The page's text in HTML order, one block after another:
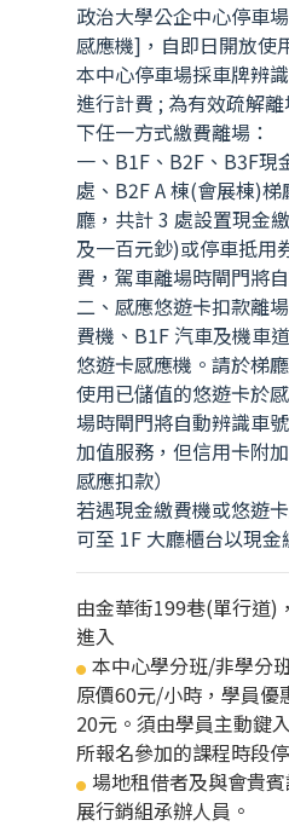
政治大學公企中心停車
感應機]，自即日開放使
本中心停車場採車牌辨
進行計費 ; 為有效疏解
下任一方式繳費離場：
一、B1F、B2F、B3F現
處、B2F A 棟(會展棟)
廳，共計 3 處設置現金
及一百元鈔)或停車抵用
費，駕車離場時閘門將
二、感應悠遊卡扣款離
費機、B1F 汽車及機車
悠遊卡感應機。請於梯
使用已儲值的悠遊卡於
場時閘門將自動辨識車
加值服務，但信用卡附
感應扣款）
若遇現金繳費機或悠遊
可至 1F 大廳櫃台以現金
由金華街199巷(單行道)
進入
● 本中心學分班/非學分
原價60元/小時，學員優
20元。須由學員主動鍵
所報名參加的課程時段
● 場地租借者及與會貴
展行銷組承辦人員。